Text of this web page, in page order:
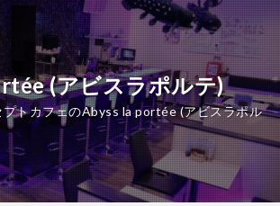
(アビスラポルテ)
トカフェのAbyss la portée (アビスラポル